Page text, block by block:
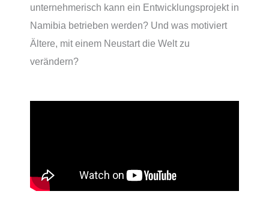
unternehmerisch kann ein Entwicklungsprojekt in
Namibia betrieben werden? Und was motiviert
Ältere, mit einem Neustart die Welt zu
verändern?